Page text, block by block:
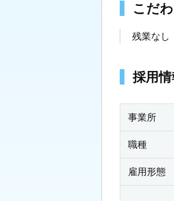
こだ
残業なし
採用情
事業所
職種
雇用形態